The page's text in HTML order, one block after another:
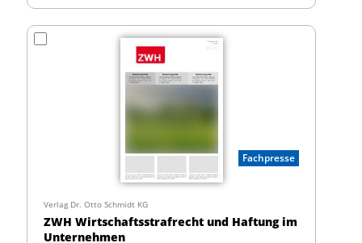
Fachpresse
Verlag Dr. Otto Schmidt KG
ZWH Wirtschaftsstrafrecht und Haftung im
Unternehmen